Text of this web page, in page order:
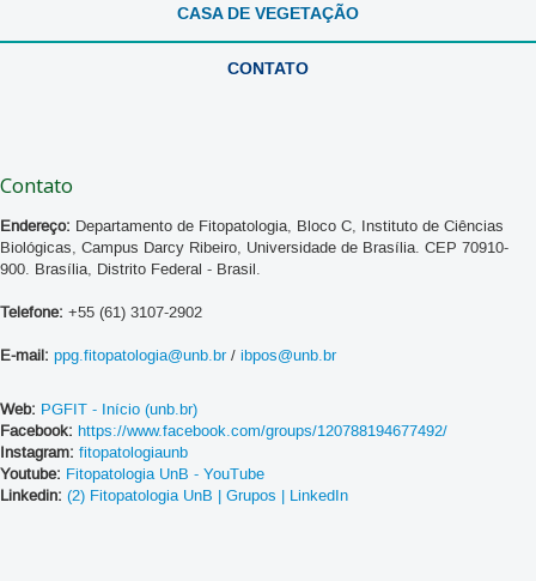
CASA DE VEGETAÇÃO
CONTATO
Contato
Endereço: Departamento de Fitopatologia, Bloco C, Instituto de Ciências
Biológicas, Campus Darcy Ribeiro, Universidade de Brasília. CEP 70910-
900. Brasília, Distrito Federal - Brasil.
Telefone: +55 (61) 3107-2902
E-mail: ppg.fitopatologia@unb.br/ ibpos@unb.br
Web: PGFIT - Início (unb.br)
Facebook: https://www.facebook.com/groups/120788194677492/
Instagram: fitopatologiaunb
Youtube: Fitopatologia UnB - YouTube
Linkedin: (2) Fitopatologia UnB | Grupos | LinkedIn